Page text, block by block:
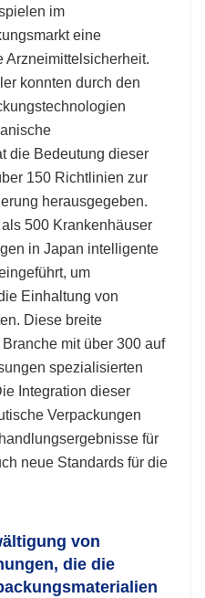
im
eine
Arzneimittelsicherheit.
konnten durch den
die Bedeutung dieser
150 Richtlinien zur
herausgegeben.
500 Krankenhäuser
in Japan intelligente
um
Einhaltung von
Diese breite
mit über 300 auf
spezialisierten
Integration dieser
Verpackungen
für
neue Standards für die
von
die die